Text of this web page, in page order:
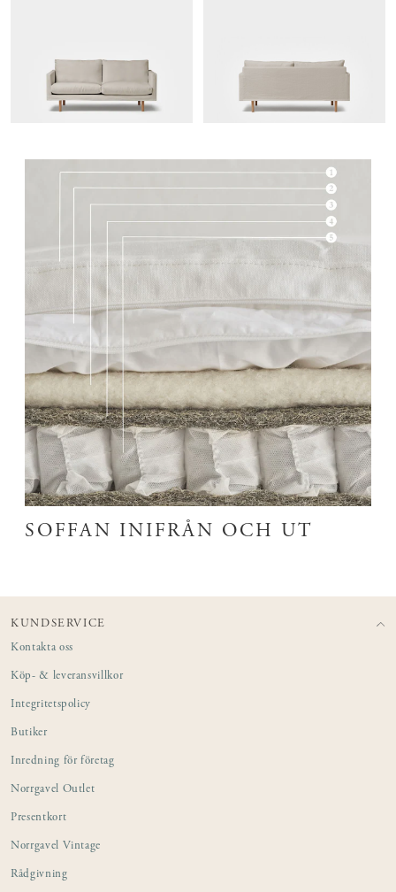
SOFFAN INIFRÅN OCH UT
KUNDSERVICE
Kontakta oss
Köp- & leveransvillkor
Integritetspolicy
Butiker
Inredning för företag
Norrgavel Outlet
Presentkort
Norrgavel Vintage
Rådgivning